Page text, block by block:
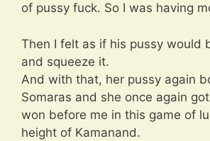
of pussy fuck. So I was having
Then I felt as if his pussy would
and squeeze it.
And with that, her pussy again
Somaras and she once again
won before me in this game of
height of Kamanand.